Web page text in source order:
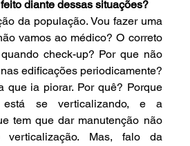
diante dessas situações?
da população. Vou fazer uma
vamos ao médico? O correto
check-up? Por que não
edificações periodicamente?
que ia piorar. Por quê? Porque
se verticalizando, e a
tem que dar manutenção não
verticalização. Mas, falo da